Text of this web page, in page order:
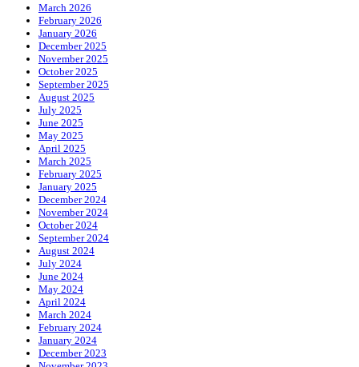
March 2026
February 2026
January 2026
December 2025
November 2025
October 2025
September 2025
August 2025
July 2025
June 2025
May 2025
April 2025
March 2025
February 2025
January 2025
December 2024
November 2024
October 2024
September 2024
August 2024
July 2024
June 2024
May 2024
April 2024
March 2024
February 2024
January 2024
December 2023